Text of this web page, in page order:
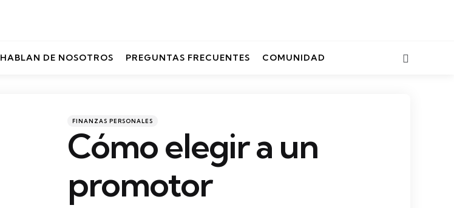
HABLAN DE NOSOTROS PREGUNTAS FRECUENTES COMUNIDAD
Categories
Posted
FINANZAS PERSONALES
Cómo elegir a un
promotor